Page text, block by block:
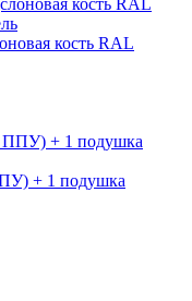
кость RAL
+ 1 подушка